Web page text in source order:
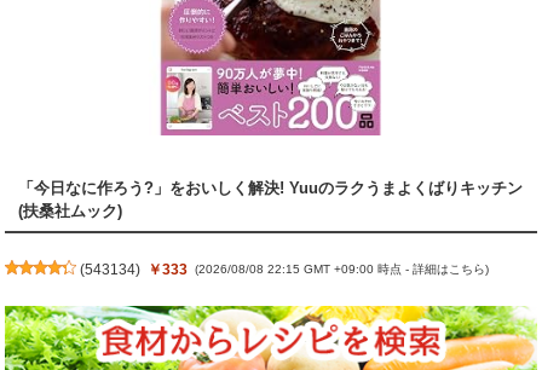
「今日なに作ろう?」をおいしく解決! Yuuのラクうまよくばりキッチン
(扶桑社ムック)
(543134) ￥333 (2026/08/08 22:15 GMT +09:00 時点 -詳細はこちら)